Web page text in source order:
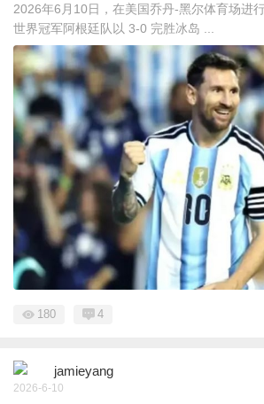
2026年6月10日，在美国乔丹-黑尔体育场进
世界冠军阿根廷队以 3-0 完胜冰岛 ...
180 4
jamieyang
2026-6-10